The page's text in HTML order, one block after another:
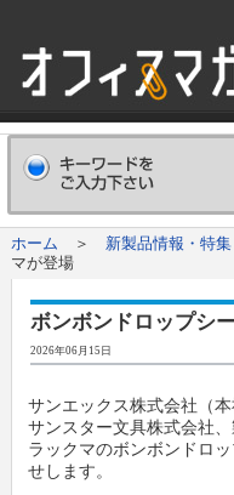
ホーム
会社概要Company
新聞購読申し込み
コンテンツ
オフマガニュース
業界情報リンク集
ホーム ＞ 新製品情報・特集
マが登場
ボンボンドロップシ
2026年06月15日
サンエックス株式会社（
サンスター文具株式会社
ラックマのボンボンドロ
せします。